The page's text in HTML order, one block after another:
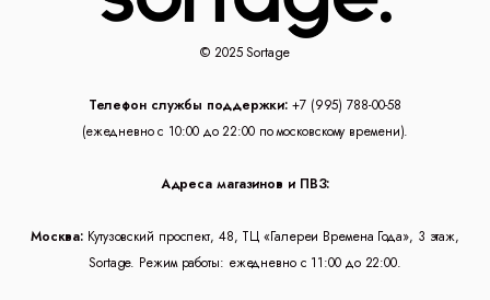
© 2025 Sortage
Телефон службы поддержки: +7 (995) 788-00-58
(ежедневно с 10:00 до 22:00 по московскому времени).
Адреса магазинов и ПВЗ:
Москва: Кутузовский проспект, 48, ТЦ «Галереи Времена Года», 3 этаж,
Sortage. Режим работы: ежедневно с 11:00 до 22:00.